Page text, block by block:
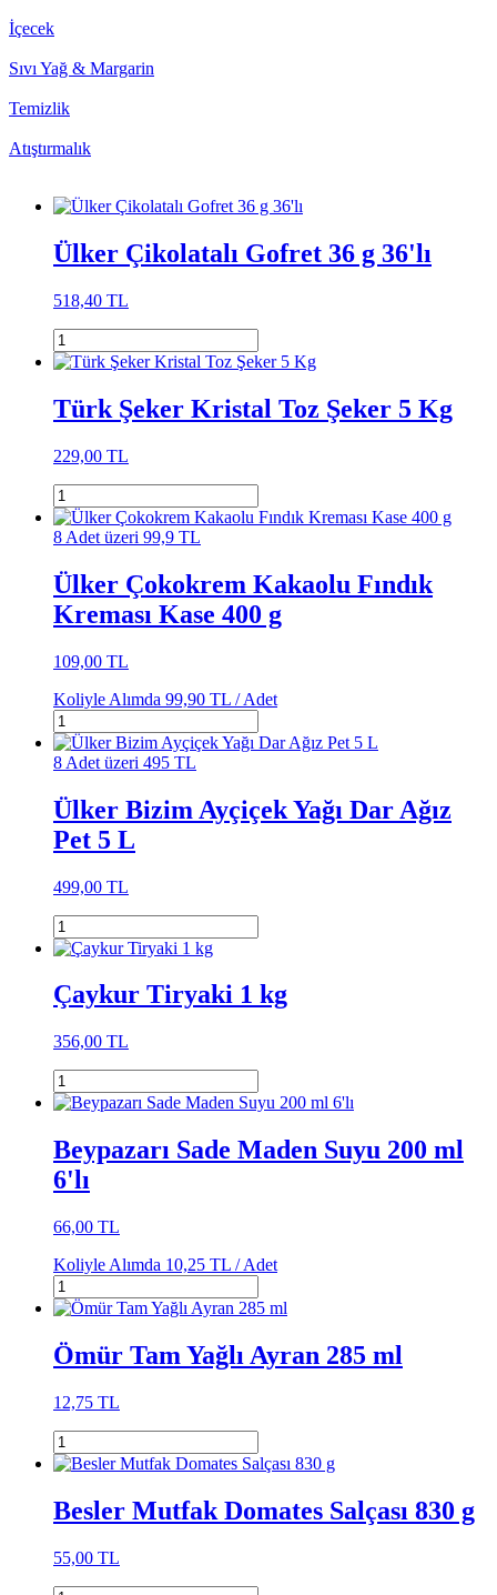
İçecek
Sıvı Yağ & Margarin
Temizlik
Atıştırmalık
Ülker Çikolatalı Gofret 36 g 36'lı
518,40 TL
Türk Şeker Kristal Toz Şeker 5 Kg
229,00 TL
8 Adet üzeri 99,9 TL
Ülker Çokokrem Kakaolu Fındık
Kreması Kase 400 g
109,00 TL
Koliyle Alımda 99,90 TL /Adet
8 Adet üzeri 495 TL
Ülker Bizim Ayçiçek Yağı Dar Ağız
Pet 5 L
499,00 TL
Çaykur Tiryaki 1 kg
356,00 TL
Beypazarı Sade Maden Suyu 200 ml
6'lı
66,00 TL
Koliyle Alımda 10,25 TL /Adet
Ömür Tam Yağlı Ayran 285 ml
12,75 TL
Besler Mutfak Domates Salçası 830 g
55,00 TL